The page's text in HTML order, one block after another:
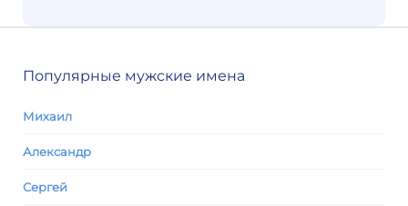
Популярные мужские имена
Михаил
Александр
Сергей